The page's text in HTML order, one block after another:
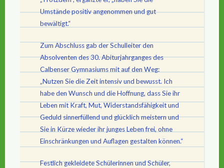
Umstände positiv angenommen und gut
bewältigt.“
Zum Abschluss gab der Schulleiter den
Absolventen des 30. Abiturjahrganges des
Calbenser Gymnasiums mit auf den Weg:
„Nutzen Sie die Zeit intensiv und bewusst. Ich
habe den Wunsch und die Hoffnung, dass Sie ihr
Leben mit Kraft, Mut, Widerstandsfähigkeit und
Geduld sinnerfüllend und glücklich meistern und
Sie in Kürze wieder ihr junges Leben frei, ohne
Einschränkungen und Auflagen gestalten können.“
Festlich gekleidete Schülerinnen und Schüler,